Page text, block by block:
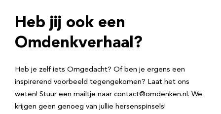
r
e
Heb jij ook een
Omdenkverhaal?
Heb je zelf iets Omgedacht? Of ben je ergens een
inspirerend voorbeeld tegengekomen? Laat het ons
weten! Stuur een mailtje naar contact@omdenken.nl. We
krijgen geen genoeg van jullie hersenspinsels!